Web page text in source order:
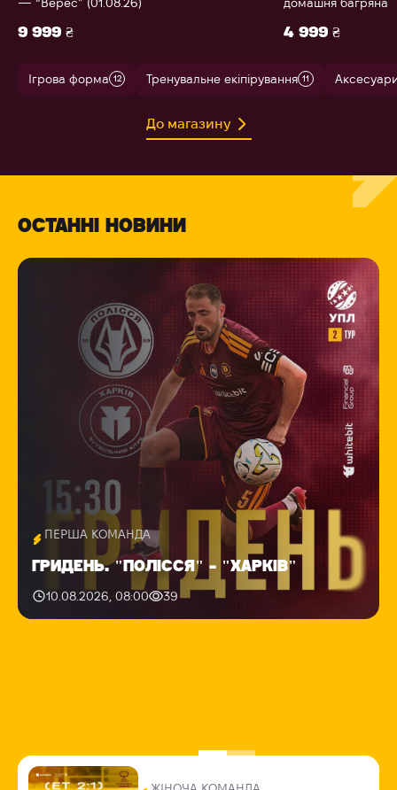
9 999 ₴ 4 999 ₴
Ігрова форма 12 Тренувальне екіпірування 11
До магазину
ОСТАННІ НОВИНИ
ПЕРША КОМАНДА
ГРИДЕНЬ. "ПОЛІССЯ" - "ХАРКІВ"
10.08.2026, 08:00 39